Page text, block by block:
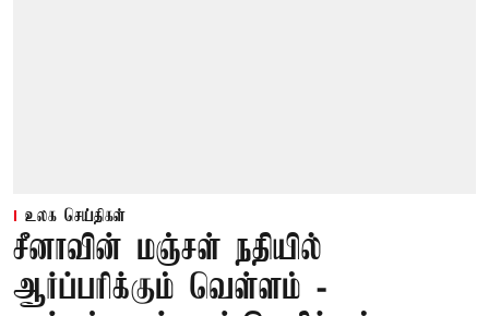
உலக செய்திகள்
சீனாவின் மஞ்சள் நதியில்
ஆர்ப்பரிக்கும் வெள்ளம் -